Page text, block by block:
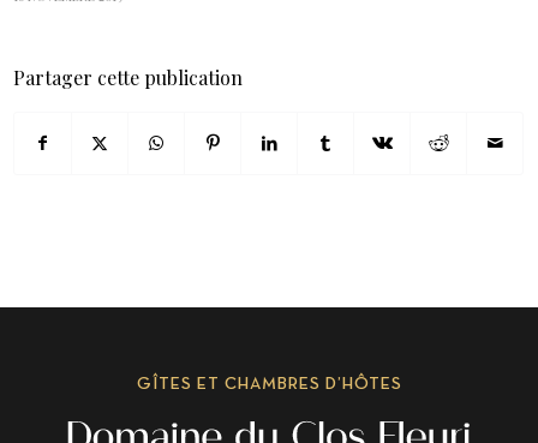
Partager cette publication
GÎTES ET CHAMBRES D’HÔTES